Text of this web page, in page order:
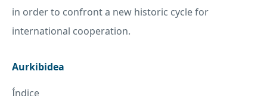
in order to confront a new historic cycle for
international cooperation.
Aurkibidea
Índice